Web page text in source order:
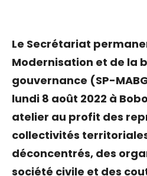
Le Secrétariat
Modernisation et de la
gouvernance (SP-
lundi 8 août 2022 à
atelier au profit des
collectivités
déconcentrés, des
société civile et des